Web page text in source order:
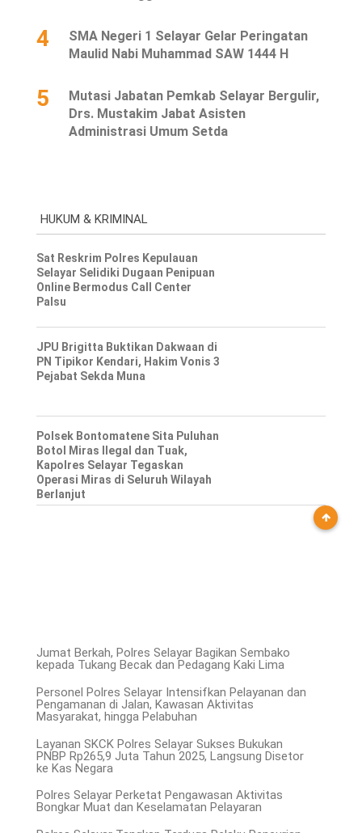
4
SMA Negeri 1 Selayar Gelar Peringatan
Maulid Nabi Muhammad SAW 1444 H
5
Mutasi Jabatan Pemkab Selayar Bergulir,
Drs. Mustakim Jabat Asisten
Administrasi Umum Setda
HUKUM & KRIMINAL
Sat Reskrim Polres Kepulauan
Selayar Selidiki Dugaan Penipuan
Online Bermodus Call Center
Palsu
JPU Brigitta Buktikan Dakwaan di
PN Tipikor Kendari, Hakim Vonis 3
Pejabat Sekda Muna
Polsek Bontomatene Sita Puluhan
Botol Miras Ilegal dan Tuak,
Kapolres Selayar Tegaskan
Operasi Miras di Seluruh Wilayah
Berlanjut
Jumat Berkah, Polres Selayar Bagikan Sembako
kepada Tukang Becak dan Pedagang Kaki Lima
Personel Polres Selayar Intensifkan Pelayanan dan
Pengamanan di Jalan, Kawasan Aktivitas
Masyarakat, hingga Pelabuhan
Layanan SKCK Polres Selayar Sukses Bukukan
PNBP Rp265,9 Juta Tahun 2025, Langsung Disetor
ke Kas Negara
Polres Selayar Perketat Pengawasan Aktivitas
Bongkar Muat dan Keselamatan Pelayaran